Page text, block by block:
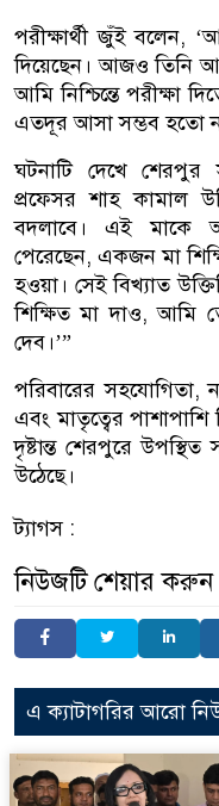
পরীক্ষার্থী জুঁই বলেন,
দিয়েছেন। আজও তিনি
আমি নিশ্চিন্তে পরীক্ষা
এতদূর আসা সম্ভব হতো
ঘটনাটি দেখে শেরপুর
প্রফেসর শাহ কামাল
বদলাবে। এই মাকে
পেরেছেন, একজন মা
হওয়া। সেই বিখ্যাত
শিক্ষিত মা দাও, আমি
দেব।’”
পরিবারের সহযোগিতা,
এবং মাতৃত্বের
দৃষ্টান্ত শেরপুরে
উঠেছে।
ট্যাগস :
নিউজটি শেয়ার করুন
এ ক্যাটাগরির আরো